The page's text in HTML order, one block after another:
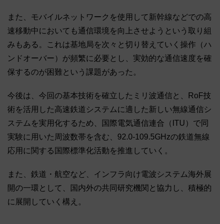
また、モバイルネットワークを使用して新幹線などでの高
速移動中においても通信環境を向上させようという取り組
みもある。これは基地局を次々と切り替えていく操作（ハ
ンドオーバー）が頻繁に必要とし、実効的な通信速度を確
保するのが困難という課題があった。
今後は、今回の基本技術を確立したミリ波通信と、RoF技
術を活用した高速鉄道システムに適した新しい無線通信シ
ステムを実用化するため、国際電気通信連合（ITU）で同
実験に用いた周波数帯を含む、92.0-109.5GHzの鉄道無線
応用に関する国際標準化活動を推進していく。
また、鉄道・航空など、インフラ向け電波システム海外展
開の一環として、国内外の共同研究機関と協力し、積極的
に展開していく構え。